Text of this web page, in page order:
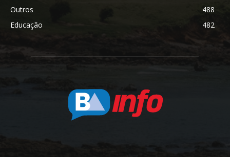
Outros
488
Educação
482